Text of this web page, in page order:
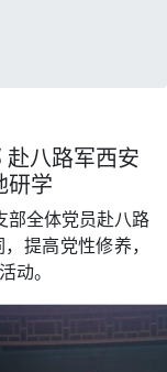
赴八路军西安
研学
部全体党员赴八路
提高党性修养，
动。